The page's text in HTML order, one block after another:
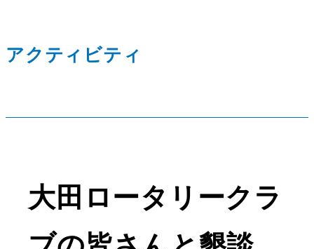
アクティビティ
大田ロータリークラ